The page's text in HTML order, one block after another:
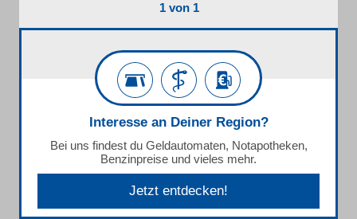
1 von 1
Interesse an Deiner Region?
Bei uns findest du Geldautomaten, Notapotheken,
Benzinpreise und vieles mehr.
Jetzt entdecken!